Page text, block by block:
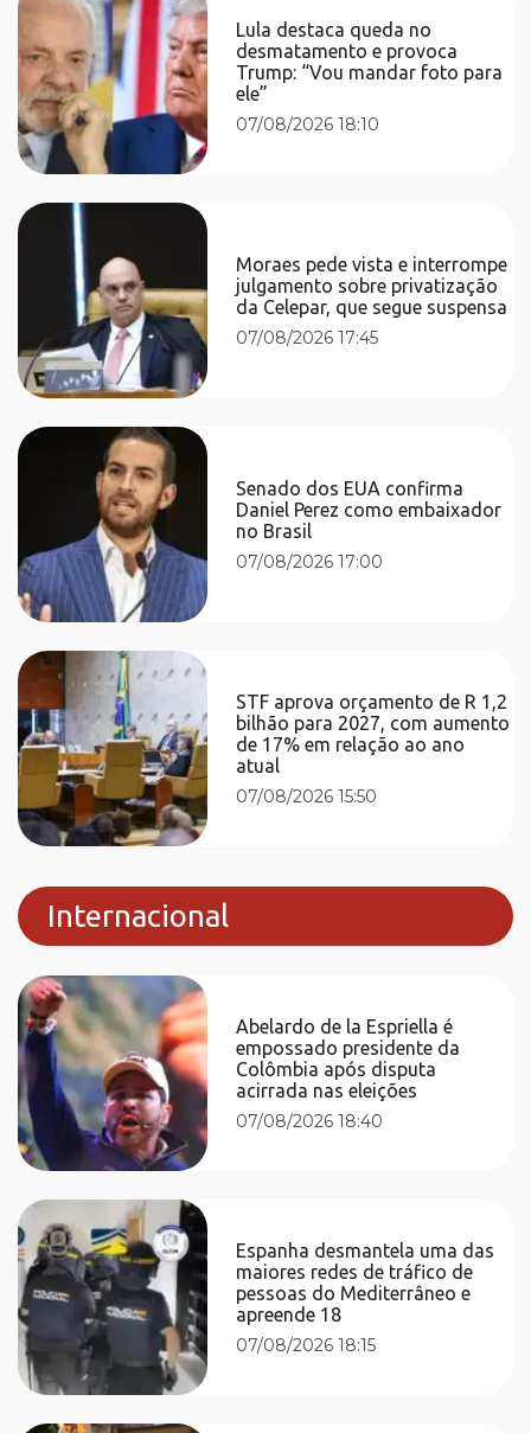
Lula destaca queda no
desmatamento e provoca
Trump: “Vou mandar foto para
ele”
07/08/2026 18:10
Moraes pede vista e interrompe
julgamento sobre privatização
da Celepar, que segue suspensa
07/08/2026 17:45
Senado dos EUA confirma
Daniel Perez como embaixador
no Brasil
07/08/2026 17:00
STF aprova orçamento de R 1,2
bilhão para 2027, com aumento
de 17% em relação ao ano
atual
07/08/2026 15:50
Internacional
Abelardo de la Espriella é
empossado presidente da
Colômbia após disputa
acirrada nas eleições
07/08/2026 18:40
Espanha desmantela uma das
maiores redes de tráfico de
pessoas do Mediterrâneo e
apreende 18
07/08/2026 18:15